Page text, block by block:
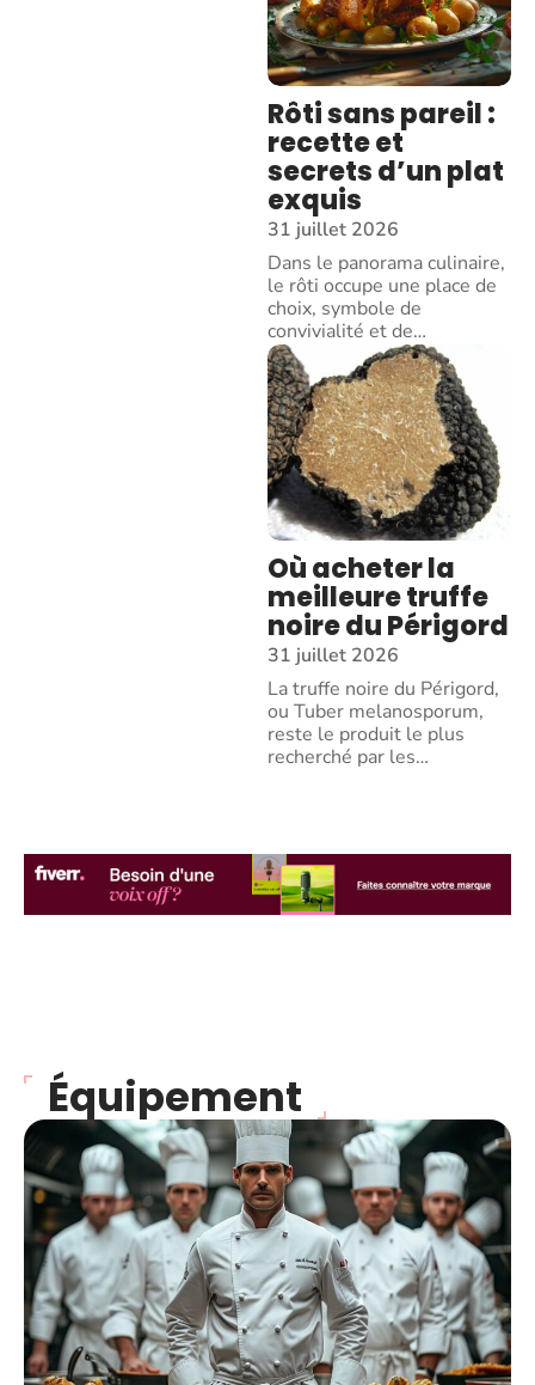
Rôti sans pareil :
recette et
secrets d’un plat
exquis
31 juillet 2026
Dans le panorama culinaire,
le rôti occupe une place de
choix, symbole de
convivialité et de…
Où acheter la
meilleure truffe
noire du Périgord
31 juillet 2026
La truffe noire du Périgord,
ou Tuber melanosporum,
reste le produit le plus
recherché par les…
Équipement